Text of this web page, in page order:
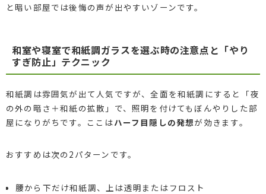
と暗い部屋では後悔の声が出やすいゾーンです。
和室や寝室で和紙調ガラスを選ぶ時の注意点と「やり
すぎ防止」テクニック
和紙調は雰囲気が出て人気ですが、全面を和紙調にすると「夜
の外の暗さ＋和紙の拡散」で、照明を付けてもぼんやりした部
屋になりがちです。ここはハーフ目隠しの発想が効きます。
おすすめは次の2パターンです。
腰から下だけ和紙調、上は透明またはフロスト